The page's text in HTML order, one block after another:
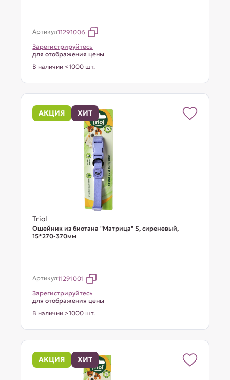
Артикул11291006
Зарегистрируйтесь
для отображения цены
В наличии <1000 шт.
АКЦИЯ ХИТ
Triol
Ошейник из биотана "Матрица" S, сиреневый,
15*270-370мм
Артикул11291001
Зарегистрируйтесь
для отображения цены
В наличии >1000 шт.
АКЦИЯ ХИТ